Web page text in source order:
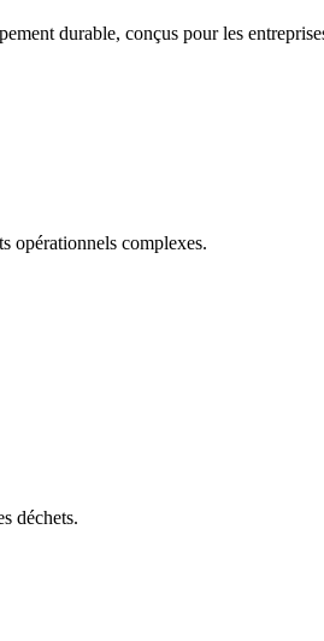
durable, conçus pour les
opérationnels complexes.
déchets.